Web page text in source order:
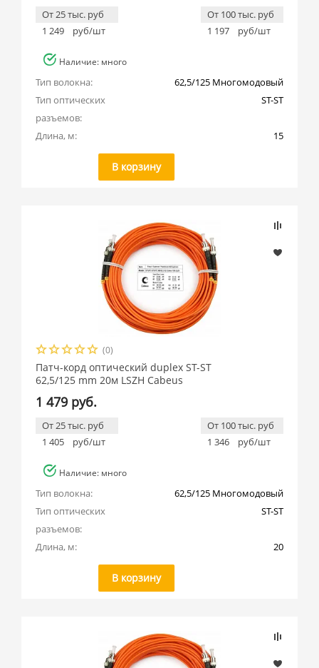
От 25 тыс. руб
1 249
руб/шт
От 100 тыс. руб
1 197
руб/шт
Наличие: много
Тип волокна:
62,5/125 Многомодовый
Тип оптических
разъемов:
ST-ST
Длина, м: 15
В корзину
(0)
Патч-корд оптический duplex ST-ST
62,5/125 mm 20м LSZH Cabeus
1 479 руб.
От 25 тыс. руб
1 405
руб/шт
От 100 тыс. руб
1 346
руб/шт
Наличие: много
Тип волокна:
62,5/125 Многомодовый
Тип оптических
разъемов:
ST-ST
Длина, м: 20
В корзину